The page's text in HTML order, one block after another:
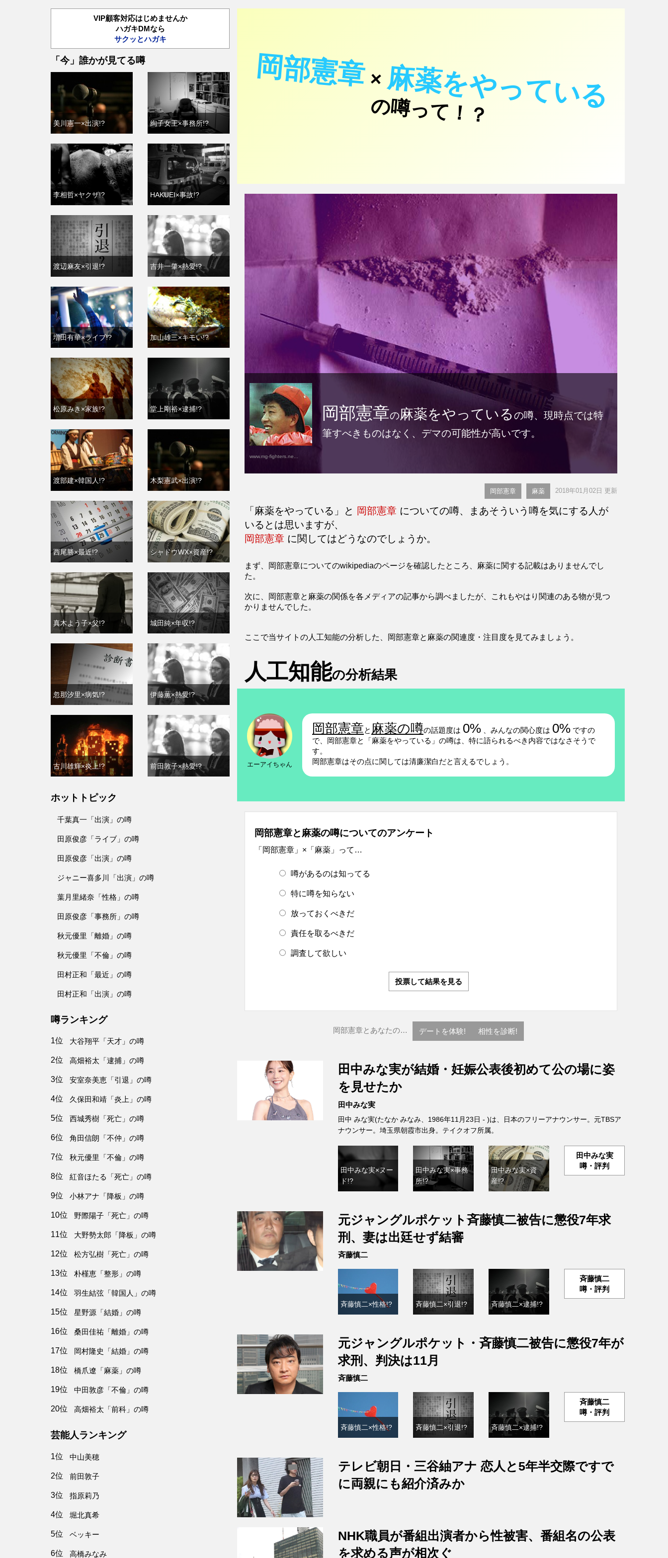
岡部憲章 × 麻薬をやっている
の噂って！？
www.mg-fighters.ne...
岡部憲章の麻薬をやっているの噂、現時点では特
筆すべきものはなく、デマの可能性が高いです。
岡部憲章 麻薬 2018年01月02日 更新
「麻薬をやっている」と 岡部憲章 についての噂、まあそういう噂を気にする人が
いるとは思いますが、
岡部憲章 に関してはどうなのでしょうか。
まず、岡部憲章についてのwikipediaのページを確認したところ、麻薬に関する記載はありませんでし
た。
次に、岡部憲章と麻薬の関係を各メディアの記事から調べましたが、これもやはり関連のある物が見つ
かりませんでした。
ここで当サイトの人工知能の分析した、岡部憲章と麻薬の関連度・注目度を見てみましょう。
人工知能の分析結果
エーアイちゃん
岡部憲章と 麻薬の噂の話題度は 0% 、みんなの関心度は 0% ですの
で、岡部憲章と「麻薬をやっている」の噂は、特に語られるべき内容ではなさそうで
す。
岡部憲章はその点に関しては清廉潔白だと言えるでしょう。
岡部憲章と麻薬の噂についてのアンケート
「岡部憲章」×「麻薬」って…
噂があるのは知ってる
特に噂を知らない
放っておくべきだ
責任を取るべきだ
調査して欲しい
投票して結果を見る
岡部憲章とあなたの… デートを体験! 相性を診断!
田中みな実が結婚・妊娠公表後初めて公の場に姿
を見せたか
田中みな実
田中 みな実(たなか みなみ、1986年11月23日 - )は、日本のフリーアナウンサー。元TBSア
ナウンサー。埼玉県朝霞市出身。テイクオフ所属。
田中みな実×ヌー
ド!?
田中みな実×事務
所!?
田中みな実×資
産!?
田中みな実
噂・評判
元ジャングルポケット斉藤慎二被告に懲役7年求
刑、妻は出廷せず結審
斉藤慎二
斉藤慎二×性格!? 斉藤慎二×引退!? 斉藤慎二×逮捕!?
斉藤慎二
噂・評判
元ジャングルポケット・斉藤慎二被告に懲役7年が
求刑、判決は11月
斉藤慎二
斉藤慎二×性格!? 斉藤慎二×引退!? 斉藤慎二×逮捕!?
斉藤慎二
噂・評判
テレビ朝日・三谷紬アナ 恋人と5年半交際ですで
に両親にも紹介済みか
NHK職員が番組出演者から性被害、番組名の公表
を求める声が相次ぐ
VIP顧客対応はじめませんか
ハガキDMなら
サクッとハガキ
「今」誰かが見てる噂
美川憲一×出演!? 絢子女王×事務所!?
李相哲×ヤクザ!? HAKUEI×事故!?
渡辺麻友×引退!? 吉井一肇×熱愛!?
増田有華×ライブ!? 加山雄三×キモい!?
松原みき×家族!? 堂上剛裕×逮捕!?
渡部建×韓国人!? 木梨憲武×出演!?
西尾勝×最近!? シャドウWX×資産!?
真木よう子×父!? 城田純×年収!?
忽那汐里×病気!? 伊藤薫×熱愛!?
古川雄輝×炎上!? 前田敦子×熱愛!?
ホットトピック
千葉真一「出演」の噂
田原俊彦「ライブ」の噂
田原俊彦「出演」の噂
ジャニー喜多川「出演」の噂
葉月里緒奈「性格」の噂
田原俊彦「事務所」の噂
秋元優里「離婚」の噂
秋元優里「不倫」の噂
田村正和「最近」の噂
田村正和「出演」の噂
噂ランキング
1位 大谷翔平「天才」の噂
2位 高畑裕太「逮捕」の噂
3位 安室奈美恵「引退」の噂
4位 久保田和靖「炎上」の噂
5位 西城秀樹「死亡」の噂
6位 角田信朗「不仲」の噂
7位 秋元優里「不倫」の噂
8位 紅音ほたる「死亡」の噂
9位 小林アナ「降板」の噂
10位 野際陽子「死亡」の噂
11位 大野勢太郎「降板」の噂
12位 松方弘樹「死亡」の噂
13位 朴槿恵「整形」の噂
14位 羽生結弦「韓国人」の噂
15位 星野源「結婚」の噂
16位 桑田佳祐「離婚」の噂
17位 岡村隆史「結婚」の噂
18位 橋爪遼「麻薬」の噂
19位 中田敦彦「不倫」の噂
20位 高畑裕太「前科」の噂
芸能人ランキング
1位 中山美穂
2位 前田敦子
3位 指原莉乃
4位 堀北真希
5位 ベッキー
6位 高橋みなみ